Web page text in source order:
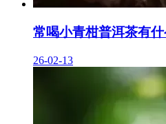
常喝小青柑普洱茶有
26-02-13